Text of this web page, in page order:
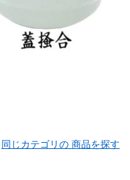
同じカテゴリの 商品を探す